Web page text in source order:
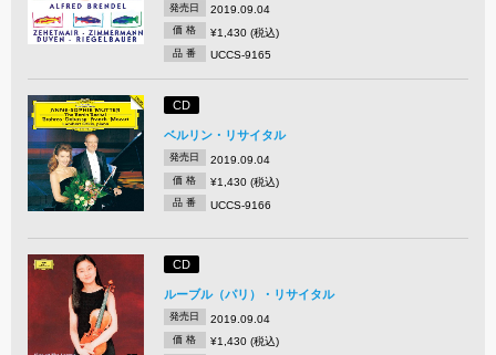
発売日 2019.09.04
価 格 ¥1,430 (税込)
品 番 UCCS-9165
CD
ベルリン・リサイタル
発売日 2019.09.04
価 格 ¥1,430 (税込)
品 番 UCCS-9166
CD
ルーブル（パリ）・リサイタル
発売日 2019.09.04
価 格 ¥1,430 (税込)